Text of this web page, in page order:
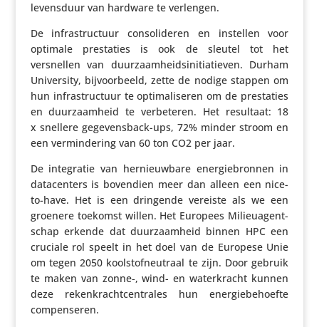
levens­duur van hardware te verlengen.
De infra­struc­tuur conso­li­deren en instellen voor
optimale pres­ta­ties is ook de sleutel tot het
versnellen van duur­zaam­heids­ini­ti­a­tieven. Durham
Univer­sity, bijvoor­beeld, zette de nodige stappen om
hun infra­struc­tuur te opti­ma­li­seren om de pres­ta­ties
en duur­zaam­heid te verbe­teren. Het resultaat: 18
x snellere gege­vens­back-ups, 72% minder stroom en
een vermin­de­ring van 60 ton CO2 per jaar.
De inte­gratie van hernieuw­bare ener­gie­bronnen in
data­cen­ters is bovendien meer dan alleen een nice-
to-have. Het is een dringende vereiste als we een
groenere toekomst willen. Het Europees Mili­eu­agent­
schap erkende dat duur­zaam­heid binnen HPC een
cruciale rol speelt in het doel van de Europese Unie
om tegen 2050 kool­stof­neu­traal te zijn. Door gebruik
te maken van zonne‑, wind- en water­kracht kunnen
deze reken­kracht­cen­trales hun ener­gie­be­hoefte
compenseren.